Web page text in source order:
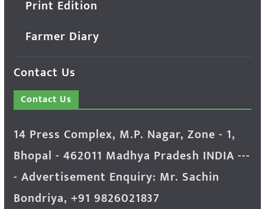
Print Edition
Farmer Diary
Contact Us
Contact Us
14 Press Complex, M.P. Nagar, Zone - 1,
Bhopal - 462011 Madhya Pradesh INDIA ---
- Advertisement Enquiry: Mr. Sachin
Bondriya, +91 9826021837